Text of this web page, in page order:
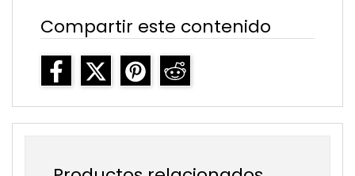
Compartir este contenido